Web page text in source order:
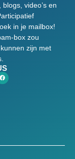
blogs, video’s en
in je mailbox!
box zou
zijn met